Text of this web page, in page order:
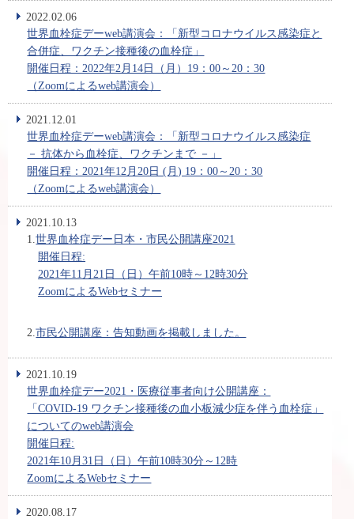
2022.02.06
世界血栓症デーweb講演会：「新型コロナウイルス感染症と
合併症、ワクチン接種後の血栓症」
開催日程：2022年2月14日（月）19：00～20：30
（Zoomによるweb講演会）
2021.12.01
世界血栓症デーweb講演会：「新型コロナウイルス感染症
－ 抗体から血栓症、ワクチンまで －」
開催日程：2021年12月20日 (月) 19：00～20：30
（Zoomによるweb講演会）
2021.10.13
1.世界血栓症デー日本・市民公開講座2021
開催日程:
2021年11月21日（日）午前10時～12時30分
ZoomによるWebセミナー
2.市民公開講座：告知動画を掲載しました。
2021.10.19
世界血栓症デー2021・医療従事者向け公開講座：
「COVID-19 ワクチン接種後の血小板減少症を伴う血栓症」
についてのweb講演会
開催日程:
2021年10月31日（日）午前10時30分～12時
ZoomによるWebセミナー
2020.08.17